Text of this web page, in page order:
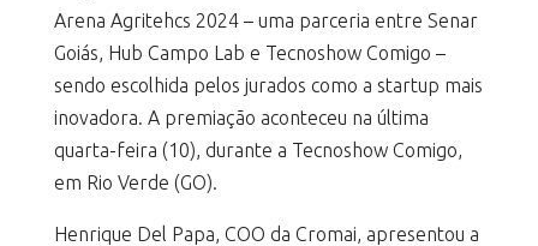
Arena Agritehcs 2024 – uma parceria entre Senar
Goiás, Hub Campo Lab e Tecnoshow Comigo –
sendo escolhida pelos jurados como a startup mais
inovadora. A premiação aconteceu na última
quarta-feira (10), durante a Tecnoshow Comigo,
em Rio Verde (GO).
Henrique Del Papa, COO da Cromai, apresentou a